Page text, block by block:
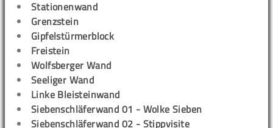
Stationenwand
Grenzstein
Gipfelstürmerblock
Freistein
Wolfsberger Wand
Seeliger Wand
Linke Bleisteinwand
Siebenschläferwand 01 - Wolke Sieben
Siebenschläferwand 02 - Stippvisite